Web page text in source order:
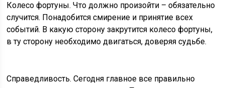
Колесо фортуны. Что должно произойти – обязательно
случится. Понадобится смирение и принятие всех
событий. В какую сторону закрутится колесо фортуны,
в ту сторону необходимо двигаться, доверяя судьбе.
Справедливость. Сегодня главное все правильно